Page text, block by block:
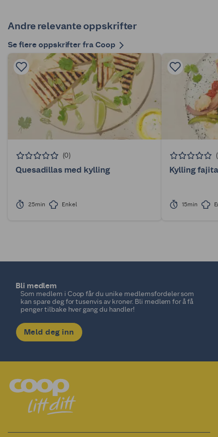
Andre relevante oppskrifter
Se flere oppskrifter fra Coop
(0)
Quesadillas med kylling
25min Enkel
Kylling
15min
Bli medlem
Som medlem i Coop får du unike medlemsfordeler som
kan spare deg for tusenvis av kroner. Bli medlem for å få
penger tilbake hver gang du handler!
Meld deg inn